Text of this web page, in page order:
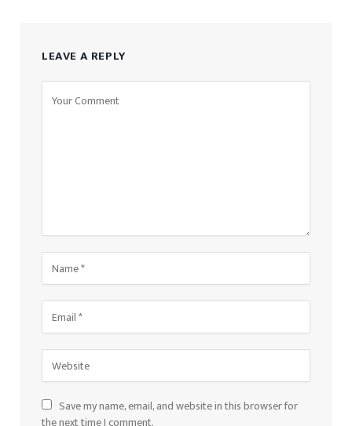
LEAVE A REPLY
Save my name, email, and website in this browser for